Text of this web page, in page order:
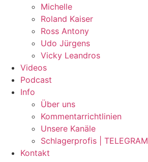
Michelle
Roland Kaiser
Ross Antony
Udo Jürgens
Vicky Leandros
Videos
Podcast
Info
Über uns
Kommentarrichtlinien
Unsere Kanäle
Schlagerprofis | TELEGRAM
Kontakt